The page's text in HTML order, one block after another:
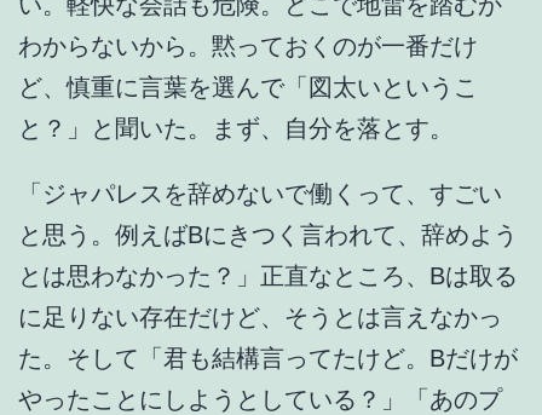
い。軽快な会話も危険。どこで地雷を踏むか
わからないから。黙っておくのが一番だけ
ど、慎重に言葉を選んで「図太いというこ
と？」と聞いた。まず、自分を落とす。
「ジャパレスを辞めないで働くって、すごい
と思う。例えばBにきつく言われて、辞めよう
とは思わなかった？」正直なところ、Bは取る
に足りない存在だけど、そうとは言えなかっ
た。そして「君も結構言ってたけど。Bだけが
やったことにしようとしている？」「あのプ